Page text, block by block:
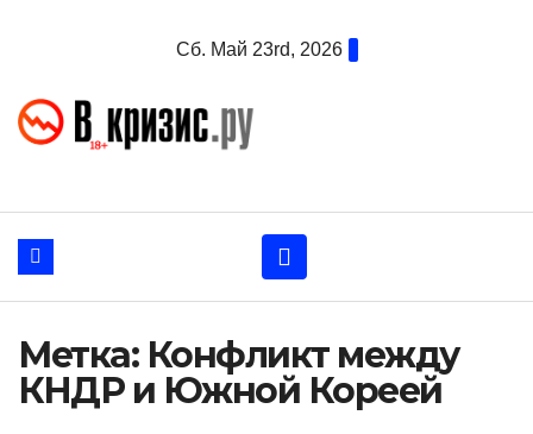
Сб. Май 23rd, 2026
Метка: Конфликт между
КНДР и Южной Кореей